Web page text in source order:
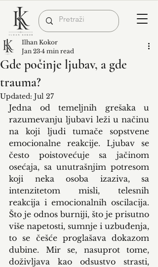
Gde počinje ljubav, a gde
trauma?
Ilhan Kokor
Jan 23 4 min read
Updated: Jul 27
Jedna od temeljnih grešaka u
razumevanju ljubavi leži u načinu
na koji ljudi tumače sopstvene
emocionalne reakcije. Ljubav se
često poistovećuje sa jačinom
osećaja, sa unutrašnjim potresom
koji neka osoba izaziva, sa
intenzitetom misli, telesnih
reakcija i emocionalnih oscilacija.
Što je odnos burniji, što je prisutno
više napetosti, sumnje i uzbuđenja,
to se češće proglašava dokazom
dubine. Mir se, nasuprot tome,
doživljava kao odsustvo strasti,